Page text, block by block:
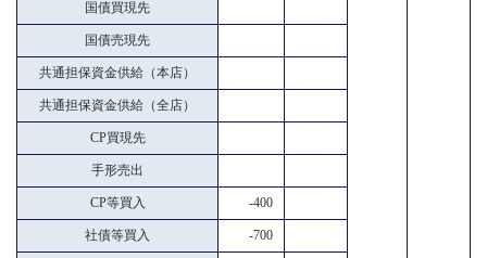
国債買現先
国債売現先
共通担保資金供給（本店）
共通担保資金供給（全店）
CP買現先
手形売出
CP等買入 -400
社債等買入 -700